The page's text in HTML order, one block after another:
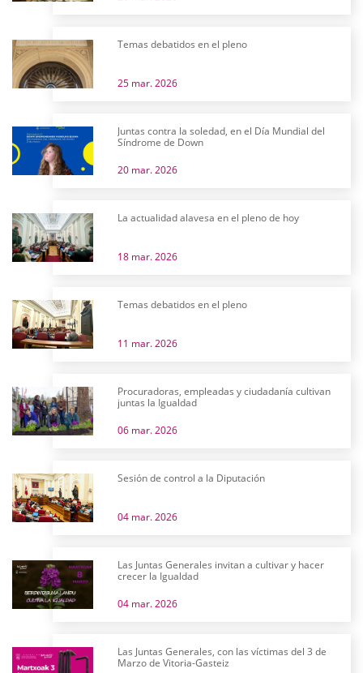
Temas debatidos en el pleno
25 mar. 2026
Juntas contra la soledad, en el Día Mundial del
Síndrome de Down
20 mar. 2026
La actualidad alavesa en el pleno de hoy
18 mar. 2026
Temas debatidos en el pleno
11 mar. 2026
Procuradoras, empleadas y ciudadanía cultivan
juntas la Igualdad
06 mar. 2026
Sesión de control a la Diputación
04 mar. 2026
Las Juntas Generales invitan a cultivar y hacer
crecer la Igualdad
04 mar. 2026
Las Juntas Generales, con las víctimas del 3 de
Marzo de Vitoria-Gasteiz